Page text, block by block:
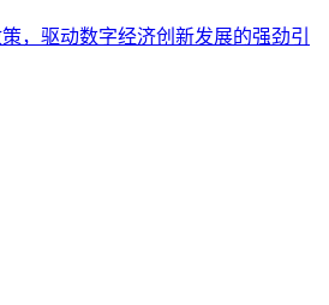
，驱动数字经济创新发展的强劲引